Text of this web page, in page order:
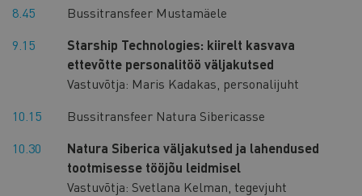
8.45
Bussitransfeer Mustamäele
9.15
Starship Technologies: kiirelt kasvava
ettevõtte personalitöö väljakutsed
Vastuvõtja: Maris Kadakas, personalijuht
10.15
Bussitransfeer Natura Sibericasse
10.30
Natura Siberica väljakutsed ja lahendused
tootmisesse tööjõu leidmisel
Vastuvõtja: Svetlana Kelman, tegevjuht